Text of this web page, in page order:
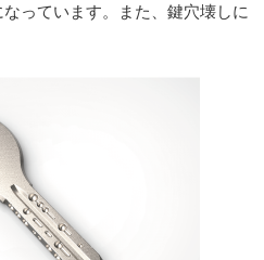
なっています。また、鍵穴壊しに